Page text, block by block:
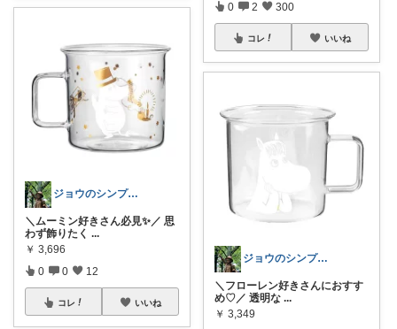
ジョウのシンプルで心地よいくらし
＼ムーミン好きさん必見✨／ 思
わず飾りたく ...
￥ 3,696
0 0 12
コレ いいね
0 2 300
コレ いいね
ジョウのシンプルで心地よいくらし
＼フローレン好きさんにおすす
め♡／ 透明な ...
￥ 3,349